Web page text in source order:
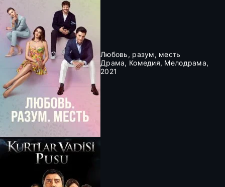
Любовь, разум, месть
Драма, Комедия, Мелодрама,
2021